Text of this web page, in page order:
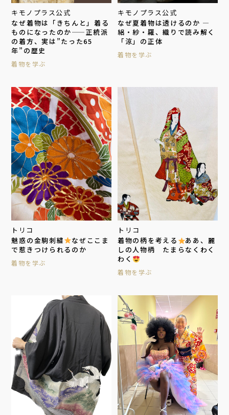
キモノプラス公式
なぜ着物は「きちんと」着る
ものになったのか——正統派
の着方、実は”たった65
年”の歴史
着物を学ぶ
キモノプラス公式
なぜ夏着物は透けるのか —
絽・紗・羅、織りで読み解く
「涼」の正体
着物を学ぶ
トリコ
魅惑の金駒刺繍
なぜここま
で惹きつけられるのか
着物を学ぶ
トリコ
着物の柄を考える
ああ、麗
しの人物柄 たまらなくわく
わく
着物を学ぶ